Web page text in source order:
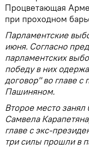
Процветающая
при проходном
Парламентские
июня. Согласно
парламентских
победу в них
договор" во главе
Пашиняном.
Второе место
Самвела
главе с экс-
три силы прошли в